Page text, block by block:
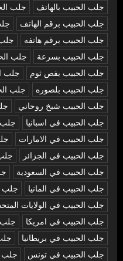
جلب الحبيب بالهاتف
جلب
جلب الحبيب برقم الهاتف
جلب الحبيب برقم هاتفه
جلب الحبيب بسرعة
جلب
جلب الحبيب بفص ثوم
جلب
جلب الحبيب بلصوره
جلب
جلب الحبيب شيخ روحاني
جلب الحبيب في اسبانيا
جلب
جلب الحبيب في الامارات
جلب الحبيب في الجزائر
جلب الحبيب في السعودية
جلب الحبيب في المانيا
جلب
جلب الحبيب في الولايات
جلب الحبيب في امريكا
جلب
جلب الحبيب في بريطانيا
جلب الحبيب في تونس
جلب